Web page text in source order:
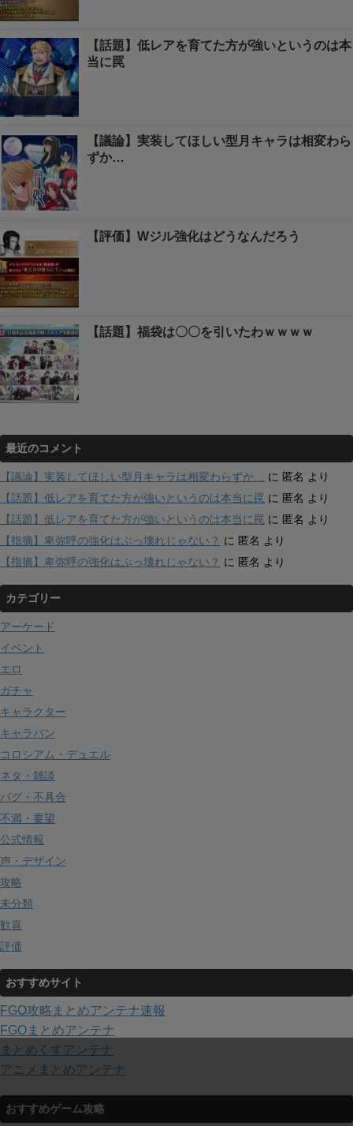
【話題】低レアを育てた方が強いというのは本
当に罠
【議論】実装してほしい型月キャラは相変わら
ずか…
【評価】Wジル強化はどうなんだろう
【話題】福袋は〇〇を引いたわｗｗｗｗ
最近のコメント
【議論】実装してほしい型月キャラは相変わらずか… に 匿名 より
【話題】低レアを育てた方が強いというのは本当に罠 に 匿名 より
【話題】低レアを育てた方が強いというのは本当に罠 に 匿名 より
【指摘】卑弥呼の強化はぶっ壊れじゃない？ に 匿名 より
【指摘】卑弥呼の強化はぶっ壊れじゃない？ に 匿名 より
カテゴリー
アーケード
イベント
エロ
ガチャ
キャラクター
キャラバン
コロシアム・デュエル
ネタ・雑談
バグ・不具合
不満・要望
公式情報
声・デザイン
攻略
未分類
歓喜
評価
おすすめサイト
FGO攻略まとめアンテナ速報
FGOまとめアンテナ
まとめくすアンテナ
アニメまとめアンテナ
おすすめゲーム攻略